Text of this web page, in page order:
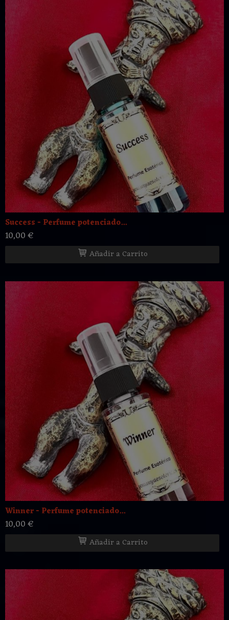
Success - Perfume potenciado...
10,00 €
Añadir a Carrito
Winner - Perfume potenciado...
10,00 €
Añadir a Carrito